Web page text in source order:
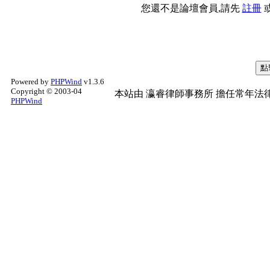
您還不是論壇會員,請先 註冊
Powered by PHPWind v1.3.6
Copyright © 2003-04
PHPWind
本站由 瀛睿律師事務所 擔任常年法